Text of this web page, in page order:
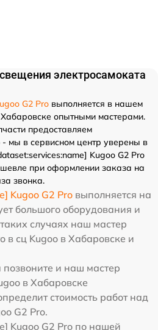
электросамоката
G2 Pro выполняется в нашем
опытными мастерами.
предоставляем
мы в сервисном центр уверены в
Kugoo G2 Pro
при оформлении заказа на
звонка.
Kugoo G2 Pro выполняется на
большого оборудования и
случаях наш мастер
в сц Kugoo в Хабаровске и
и наш мастер
в Хабаровске
стоимость работ над
G2 Pro.
Kugoo G2 Pro по нашей